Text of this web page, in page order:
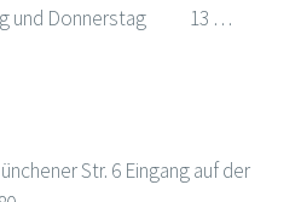
und Donnerstag 13 …
Str. 6 Eingang auf der